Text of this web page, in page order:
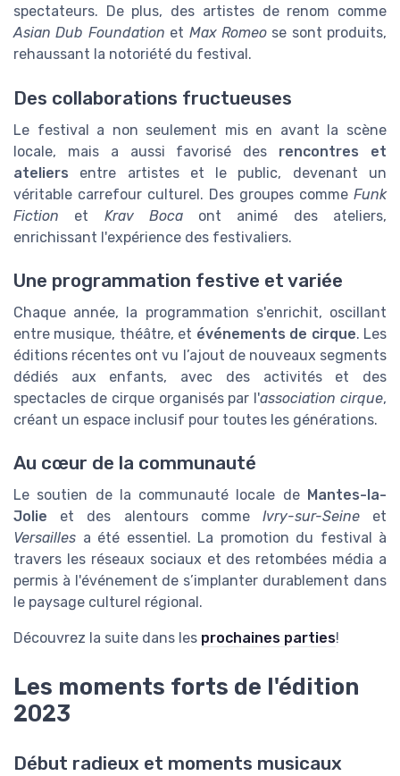
spectateurs. De plus, des artistes de renom comme
Asian Dub Foundation et Max Romeose sont produits,
rehaussant la notoriété du festival.
Des collaborations fructueuses
Le festival a non seulement mis en avant la scène
locale, mais a aussi favorisé des rencontres et
ateliers entre artistes et le public, devenant un
véritable carrefour culturel. Des groupes comme Funk
Fiction et Krav Bocaont animé des ateliers,
enrichissant l'expérience des festivaliers.
Une programmation festive et variée
Chaque année, la programmation s'enrichit, oscillant
entre musique, théâtre, et événements de cirque. Les
éditions récentes ont vu l’ajout de nouveaux segments
dédiés aux enfants, avec des activités et des
spectacles de cirque organisés par l'association cirque,
créant un espace inclusif pour toutes les générations.
Au cœur de la communauté
Le soutien de la communauté locale de Mantes-la-
Jolie et des alentours comme Ivry-sur-Seineet
Versailles a été essentiel. La promotion du festival à
travers les réseaux sociaux et des retombées média a
permis à l'événement de s’implanter durablement dans
le paysage culturel régional.
Découvrez la suite dans les prochaines parties!
Les moments forts de l'édition
2023
Début radieux et moments musicaux